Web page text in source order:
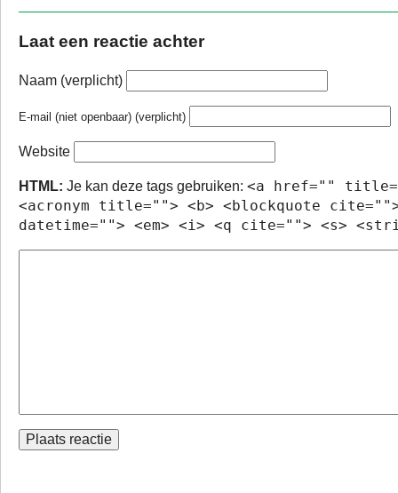
Laat een reactie achter
Naam (verplicht)
E-mail (niet openbaar) (verplicht)
Website
HTML: Je kan deze tags gebruiken: <a href=""
<acronym title=""> <b> <blockquote
datetime=""> <em> <i> <q cite=""> <s>